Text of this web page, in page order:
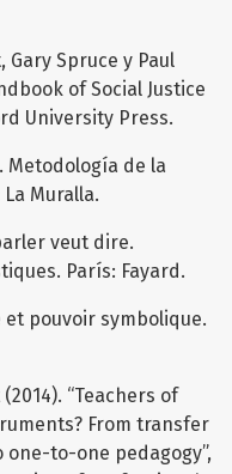
Gary Spruce y Paul
of Social Justice
University Press.
Metodología de la
Muralla.
veut dire.
París: Fayard.
et pouvoir symbolique.
“Teachers of
From transfer
to-one pedagogy”,